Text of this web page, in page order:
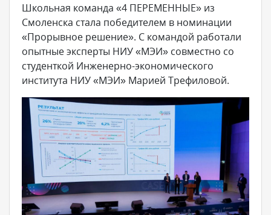
Школьная команда «4 ПЕРЕМЕННЫЕ» из
Смоленска стала победителем в номинации
«Прорывное решение». С командой работали
опытные эксперты НИУ «МЭИ» совместно со
студенткой Инженерно-экономического
института НИУ «МЭИ» Марией Трефиловой.